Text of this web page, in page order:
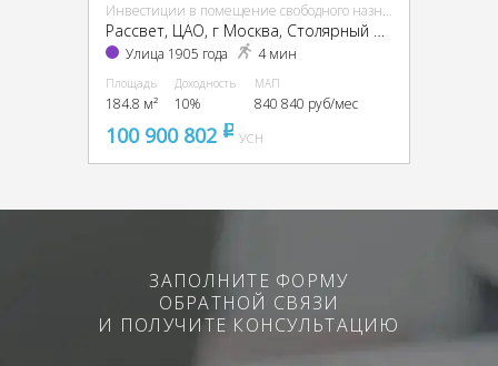
Инвестиции в помещение свободного назначения (ПСН)
Рассвет, ЦАО, г Москва, Столярный пер., 3, кор. 1-13, 15
Улица 1905 года 4 мин
Площадь
184.8 м²
Доходность
10%
МАП
840 840 руб/мес
100 900 802 pуб
УСН
ЗАПОЛНИТЕ ФОРМУ
ОБРАТНОЙ СВЯЗИ
И ПОЛУЧИТЕ КОНСУЛЬТАЦИЮ